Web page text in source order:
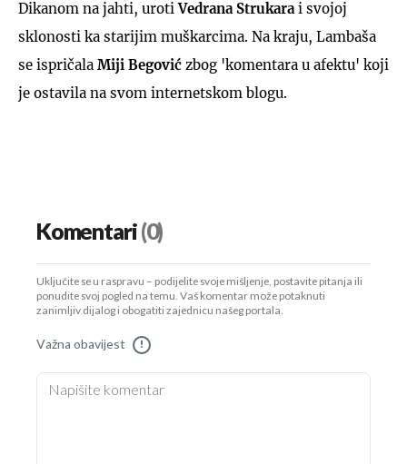
Dikanom na jahti, urotiVedrana Strukara i svojoj
sklonosti ka starijim muškarcima. Na kraju, Lambaša
se ispričala Miji Begović zbog 'komentara u afektu' koji
je ostavila na svom internetskom blogu.
Komentari(0)
Uključite se u raspravu – podijelite svoje mišljenje, postavite pitanja ili
ponudite svoj pogled na temu. Vaš komentar može potaknuti
zanimljiv dijalog i obogatiti zajednicu našeg portala.
Važna obavijest !